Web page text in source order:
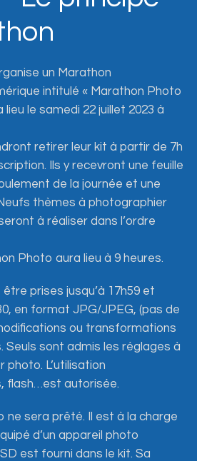
un Marathon
intitulé « Marathon Photo
lieu le samedi 22 juillet 2023 à
retirer leur kit à partir de 7h
Ils y recevront une feuille
de la journée et une
thèmes à photographier
à réaliser dans l’ordre
Photo aura lieu à 9 heures.
prises jusqu’à 17h59 et
en format JPG/JPEG, (pas de
ou transformations
Seuls sont admis les réglages à
L’utilisation
flash…est autorisée.
ne sera prêté. Il est à la charge
d’un appareil photo
est fourni dans le kit. Sa